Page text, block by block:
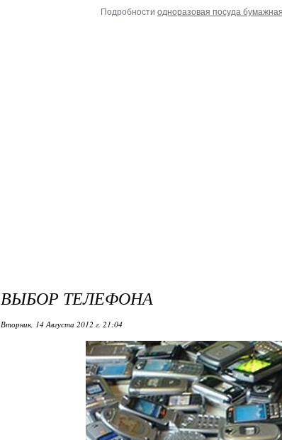
Подробности одноразовая посуда
ВЫБОР ТЕЛЕФОНА
Вторник, 14 Августа 2012 г. 21:04